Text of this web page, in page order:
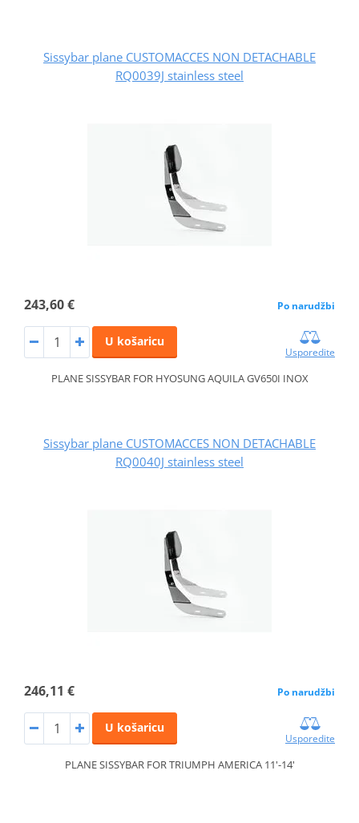
Sissybar plane CUSTOMACCES NON DETACHABLE
RQ0039J stainless steel
243,60 € Po narudžbi
U košaricu
Usporedite
PLANE SISSYBAR FOR HYOSUNG AQUILA GV650I INOX
Sissybar plane CUSTOMACCES NON DETACHABLE
RQ0040J stainless steel
246,11 € Po narudžbi
U košaricu
Usporedite
PLANE SISSYBAR FOR TRIUMPH AMERICA 11'-14'